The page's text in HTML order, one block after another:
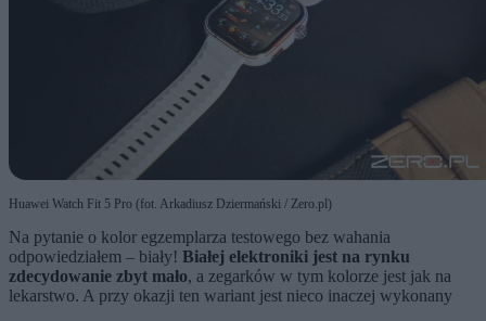
Huawei Watch Fit 5 Pro (fot. Arkadiusz Dziermański / Zero.pl)
Na pytanie o kolor egzemplarza testowego bez wahania
odpowiedziałem – biały! Białej elektroniki jest na rynku
zdecydowanie zbyt mało, a zegarków w tym kolorze jest jak na
lekarstwo. A przy okazji ten wariant jest nieco inaczej wykonany